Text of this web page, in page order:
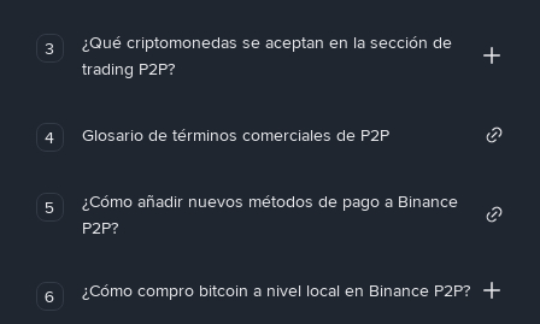
3
¿Qué criptomonedas se aceptan en la sección de
trading P2P?
4 Glosario de términos comerciales de P2P
5
¿Cómo añadir nuevos métodos de pago a Binance
P2P?
6 ¿Cómo compro bitcoin a nivel local en Binance P2P?